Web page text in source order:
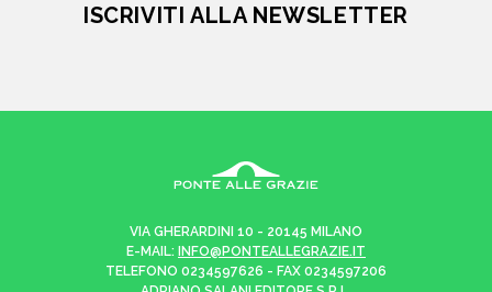
ISCRIVITI ALLA NEWSLETTER
VIA GHERARDINI 10 - 20145 MILANO
E-MAIL:
INFO@PONTEALLEGRAZIE.IT
TELEFONO 0234597626 - FAX 0234597206